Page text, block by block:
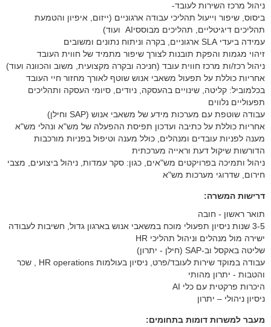
ניהול מרכז השירות לעובד-
ביסוס, שיפור וייעול תהליכי עבודה ארגוניים (ייזום, איפיון והטמעת
תהליכים דיגיטליים, תהליכים מבוססיAI ועוד)
עמידה ביעדי SLA ארגוניים, בקרה וניתוח נתונים ומשובים
זיהוי מגמות והפקת תובנות לצורך שיפור מתמיד של חווית העובד
ניהול רכז/ות מרכז חווית עובד (חניכה ובקרה מקצועית, משוב והכוונה ועוד)
אחריות כוללת על תפעול משאבי אנוש שוטף לאורך מחזור חיי העובד
בכלמוביל: קליטה, שינויים בהעסקה, ניודים, סיומי העסקה ותהליכים
תפעוליים נלווים
עבודה שוטפת עם מערכות מידע של משאבי אנוש (SAP וחילן)
אחריות כוללת על כתיבה ועדכון תפיסת ההפעלה של מש"א ונהלי מש"א
מענה לפניות עובדים ומנהלים, כולל מענה וטיפול בפניות מורכבות
הדורשות שיקול דעת וראייה מערכתית
ניהול ותמיכה בפרויקטים מש"אים, כגון: סקר עמדות, ניהול ביצועים, מצבי
חירום, שדרוגי מערכות מש"א
דרישות המשרה:
תואר ראשון - חובה
3-5 שנות ניסיון תפעולי מוכח במשאבי אנוש בארגון גדול, חשיבות לעבודה
ישירה מול מנהלים וניהול תהליכי HR
שליטה באקסל וב-SAP (חילן - יתרון)
עבודה במוקד שירות לעובד/פרט, ניסיון בעולמות HR operations , שכר
והטבות - יתרון מהותי
היכרות פרקטית עם כלי AI
ניסיון ניהולי – יתרון
מעבר למשרות דומות בתחומים: